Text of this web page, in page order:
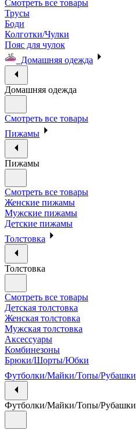
Смотреть все товары
Трусы
Боди
Колготки/Чулки
Пояс для чулок
Домашняя одежда
Домашняя одежда
Смотреть все товары
Пижамы
Пижамы
Смотреть все товары
Женские пижамы
Мужские пижамы
Детские пижамы
Толстовка
Толстовка
Смотреть все товары
Детская толстовка
Женская толстовка
Мужская толстовка
Аксессуары
Комбинезоны
Брюки/Шорты/Юбки
Футболки/Майки/Топы/Рубашки
Футболки/Майки/Топы/Рубашки